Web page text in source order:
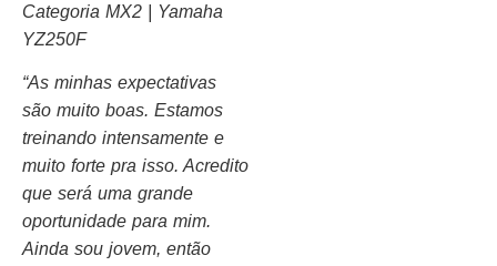
Categoria MX2 | Yamaha
YZ250F
“As minhas expectativas
são muito boas. Estamos
treinando intensamente e
muito forte pra isso. Acredito
que será uma grande
oportunidade para mim.
Ainda sou jovem, então